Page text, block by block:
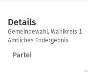
Details
Details
Gemeindewahl, Wahlkreis 1
Amtliches Endergebnis
Partei